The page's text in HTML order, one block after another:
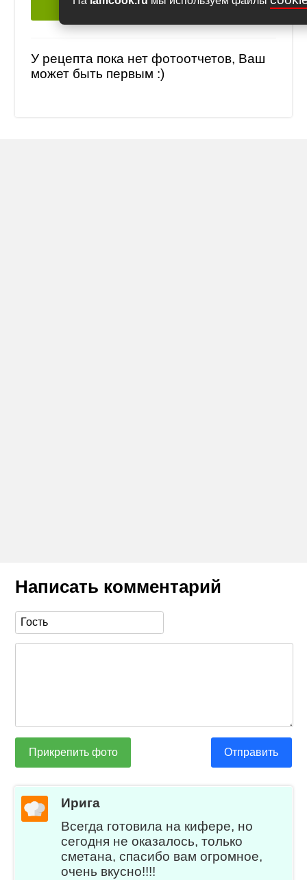
Загрузить
У рецепта пока нет фотоотчетов, Ваш
может быть первым :)
Написать комментарий
Прикрепить фото Отправить
Ирига
Всегда готовила на кифере, но
сегодня не оказалось, только
сметана, спасибо вам огромное,
очень вкусно!!!!